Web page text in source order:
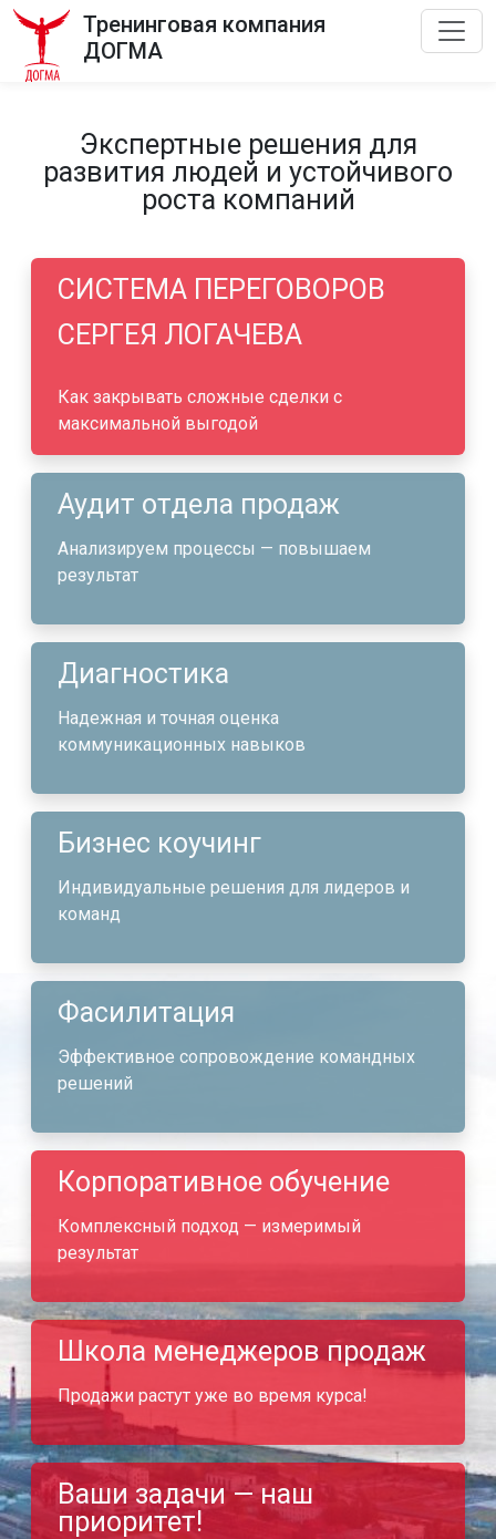
Тренинговая компания
ДОГМА
Экспертные решения для
развития людей и устойчивого
роста компаний
СИСТЕМА ПЕРЕГОВОРОВ
СЕРГЕЯ ЛОГАЧЕВА
Как закрывать сложные сделки с
максимальной выгодой
Аудит отдела продаж
Анализируем процессы — повышаем
результат
Диагностика
Надежная и точная оценка
коммуникационных навыков
Бизнес коучинг
Индивидуальные решения для лидеров и
команд
Фасилитация
Эффективное сопровождение командных
решений
Корпоративное обучение
Комплексный подход — измеримый
результат
Школа менеджеров продаж
Продажи растут уже во время курса!
Ваши задачи — наш
приоритет!